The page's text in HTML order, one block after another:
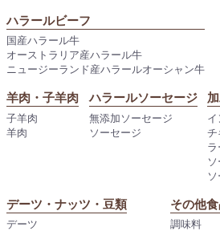
ハラールビーフ
国産ハラール牛
オーストラリア産ハラール牛
ニュージーランド産ハラールオーシャン牛
羊肉・子羊肉
子羊肉
羊肉
ハラールソーセージ
無添加ソーセージ
ソーセージ
チ
ソ
デーツ・ナッツ・豆類
デーツ
その他
調味料